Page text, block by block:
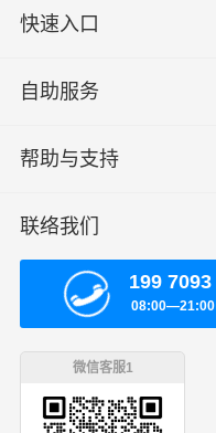
快速入口
自助服务
帮助与支持
联络我们
199
08:00—21:00
微信客服1